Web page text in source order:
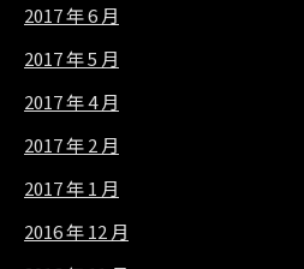
2017 年 6 月
2017 年 5 月
2017 年 4 月
2017 年 2 月
2017 年 1 月
2016 年 12 月